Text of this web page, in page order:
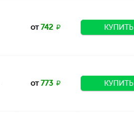
от742 КУПИТЬ
от773 КУПИТЬ